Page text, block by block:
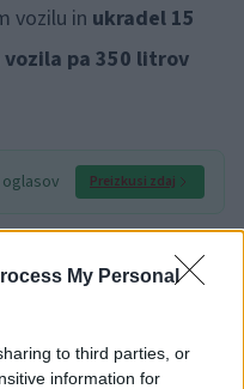
My Personal
to third parties, or
information for
vozilu in ukradel 15
pa 350 litrov
Preizkusi zdaj
tovornega
Opekarniški ulici v